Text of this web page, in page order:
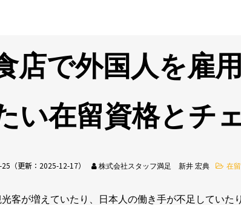
店で外国人を雇
い在留資格とチ
（更新： 2025-12-17） 株式会社スタッフ満足 新井 宏典 在
客が増えていたり、日本人の働き手が不足していた